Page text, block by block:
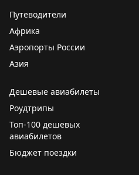
и туризма некоторые гости
Отельеры уже привыкли к
закладывают их в стоимость
более продолжительные
Совет: если едите ради
Канаду и выделите 5-6 дней,
вроде Вавы или Муз-Джо.
справедливо конкурируют,
место для неожиданных
Points Miles and Bling
Путеводители
Африка
Аэропорты России
Азия
Дешевые авиабилеты
Роудтрипы
Топ-100 дешевых
авиабилетов
Бюджет поездки